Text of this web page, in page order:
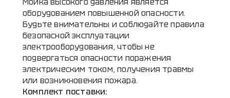
Мойка высокого давления является
оборудованием повышенной опасности.
Будьте внимательны и соблюдайте правила
безопасной эксплуатации
электрооборудования, чтобы не
подвергаться опасности поражения
электрическим током, получения травмы
или возникновения пожара.
Комплект поставки: